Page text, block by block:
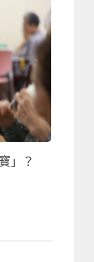
」？